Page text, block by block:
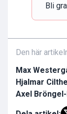
Bli
Den här
Max
Hjalmar Cilthe
Axel